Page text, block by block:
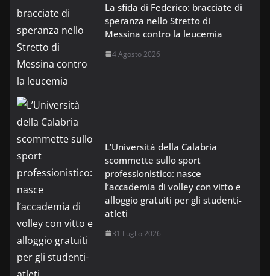
La sfida di Federico: bracciate di
speranza nello Stretto di
Messina contro la leucemia
4 Agosto 2026
L’Università della Calabria
scommette sullo sport
professionistico: nasce
l’accademia di volley con vitto e
alloggio gratuiti per gli studenti-
atleti
31 Luglio 2026